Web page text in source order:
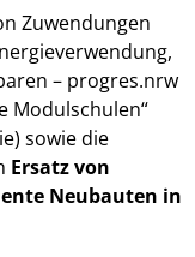
Zuwendungen
– progres.nrw
Modulschulen“
sowie die
Ersatz von
Neubauten in